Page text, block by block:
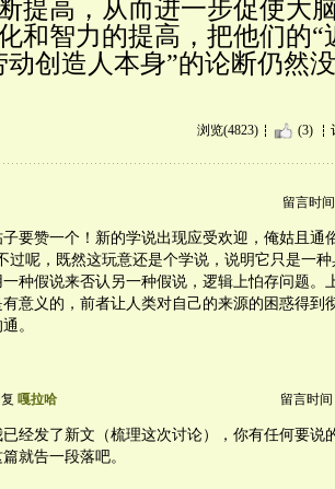
提高，从而进一步促使大
和智力的提高，把他们的“
动创造人本身”的论断仍然
浏览(4823) (3)
留言时
要赞一个！新的学说出现应受欢迎，俺姑且通
过呢，既然这玩意还是个学说，说明它只是一
种假说来否认另一种假说，逻辑上怕存问题。
意义的，前者让人类对自己的来源的困惑得到
。
嘎拉哈 留言时间
已经发了新文（梳理这次讨论），你有任何要说
就告一段落吧。